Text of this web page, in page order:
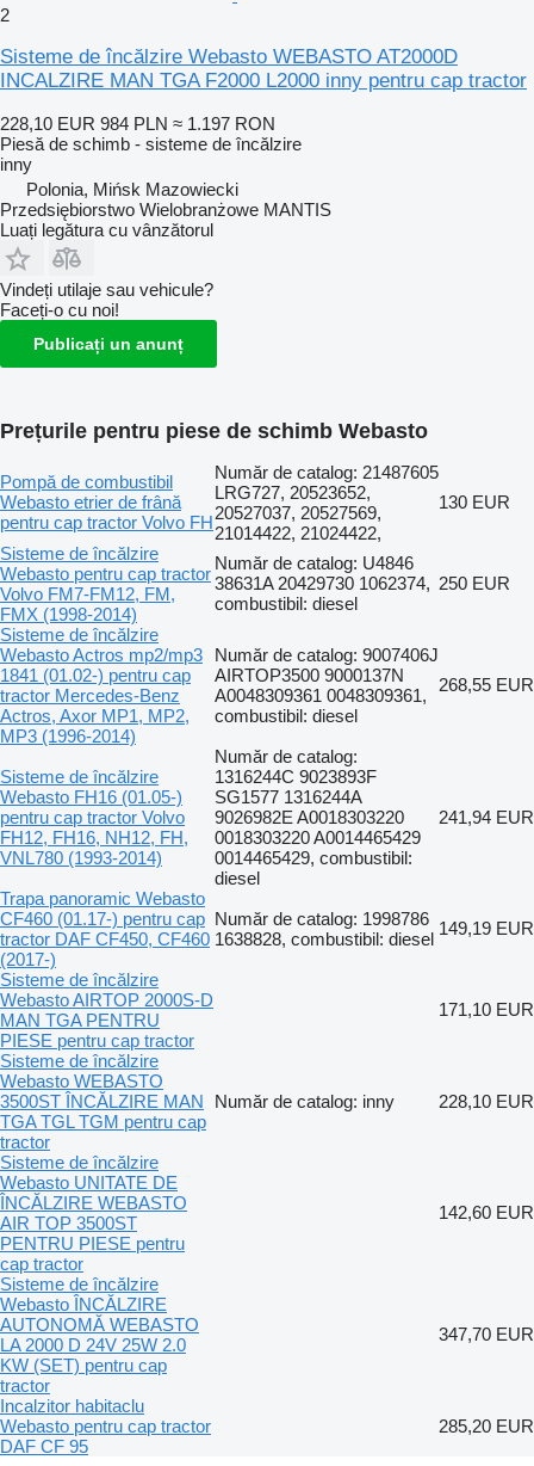
2
Sisteme de încălzire Webasto WEBASTO AT2000D
INCALZIRE MAN TGA F2000 L2000 inny pentru cap tractor
228,10 EUR 984 PLN ≈ 1.197 RON
Piesă de schimb - sisteme de încălzire
inny
Polonia, Mińsk Mazowiecki
Przedsiębiorstwo Wielobranżowe MANTIS
Luați legătura cu vânzătorul
Vindeți utilaje sau vehicule?
Faceți-o cu noi!
Publicați un anunț
Prețurile pentru piese de schimb Webasto
Pompă de combustibil
Webasto etrier de frână
pentru cap tractor Volvo FH
Număr de catalog: 21487605
LRG727, 20523652,
20527037, 20527569,
21014422, 21024422,
130 EUR
Sisteme de încălzire
Webasto pentru cap tractor
Volvo FM7-FM12, FM,
FMX (1998-2014)
Număr de catalog: U4846
38631A 20429730 1062374,
combustibil: diesel
250 EUR
Sisteme de încălzire
Webasto Actros mp2/mp3
1841 (01.02-) pentru cap
tractor Mercedes-Benz
Actros, Axor MP1, MP2,
MP3 (1996-2014)
Număr de catalog: 9007406J
AIRTOP3500 9000137N
A0048309361 0048309361,
combustibil: diesel
268,55 EUR
Sisteme de încălzire
Webasto FH16 (01.05-)
pentru cap tractor Volvo
FH12, FH16, NH12, FH,
VNL780 (1993-2014)
Număr de catalog:
1316244C 9023893F
SG1577 1316244A
9026982E A0018303220
0018303220 A0014465429
0014465429, combustibil:
diesel
241,94 EUR
Trapa panoramic Webasto
CF460 (01.17-) pentru cap
tractor DAF CF450, CF460
(2017-)
Număr de catalog: 1998786
1638828, combustibil: diesel
149,19 EUR
Sisteme de încălzire
Webasto AIRTOP 2000S-D
MAN TGA PENTRU
PIESE pentru cap tractor
171,10 EUR
Sisteme de încălzire
Webasto WEBASTO
3500ST ÎNCĂLZIRE MAN
TGA TGL TGM pentru cap
tractor
Număr de catalog: inny 228,10 EUR
Sisteme de încălzire
Webasto UNITATE DE
ÎNCĂLZIRE WEBASTO
AIR TOP 3500ST
PENTRU PIESE pentru
cap tractor
142,60 EUR
Sisteme de încălzire
Webasto ÎNCĂLZIRE
AUTONOMĂ WEBASTO
LA 2000 D 24V 25W 2.0
KW (SET) pentru cap
tractor
347,70 EUR
Incalzitor habitaclu
Webasto pentru cap tractor
DAF CF 95
285,20 EUR